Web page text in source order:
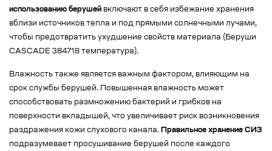
использованию берушей включают в себя избежание хранения
вблизи источников тепла и под прямыми солнечными лучами,
чтобы предотвратить ухудшение свойств материала (Беруши
CASCADE 384718 температура).
Влажность также является важным фактором, влияющим на
срок службы берушей. Повышенная влажность может
способствовать размножению бактерий и грибков на
поверхности вкладышей, что увеличивает риск возникновения
раздражения кожи слухового канала. Правильное хранение СИЗ
подразумевает просушивание берушей после каждого